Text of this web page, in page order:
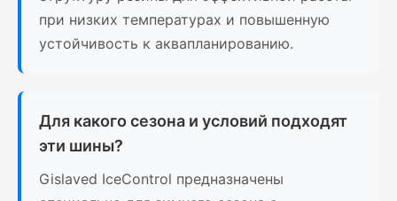
при низких температурах и повышенную
устойчивость к аквапланированию.
Для какого сезона и условий подходят
эти шины?
Gislaved IceControl предназначены